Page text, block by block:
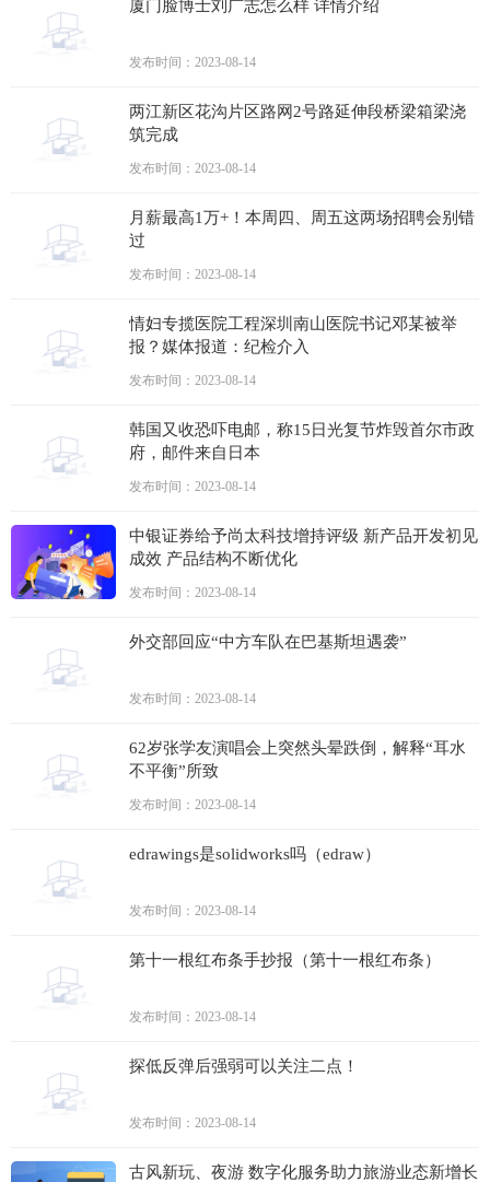
厦门脸博士刘广志怎么样 详情介绍
发布时间：2023-08-14
两江新区花沟片区路网2号路延伸段桥梁箱梁浇
筑完成
发布时间：2023-08-14
月薪最高1万+！本周四、周五这两场招聘会别错
过
发布时间：2023-08-14
情妇专揽医院工程深圳南山医院书记邓某被举
报？媒体报道：纪检介入
发布时间：2023-08-14
韩国又收恐吓电邮，称15日光复节炸毁首尔市政
府，邮件来自日本
发布时间：2023-08-14
中银证券给予尚太科技增持评级 新产品开发初见
成效 产品结构不断优化
发布时间：2023-08-14
外交部回应“中方车队在巴基斯坦遇袭”
发布时间：2023-08-14
62岁张学友演唱会上突然头晕跌倒，解释“耳水
不平衡”所致
发布时间：2023-08-14
edrawings是solidworks吗（edraw）
发布时间：2023-08-14
第十一根红布条手抄报（第十一根红布条）
发布时间：2023-08-14
探低反弹后强弱可以关注二点！
发布时间：2023-08-14
古风新玩、夜游 数字化服务助力旅游业态新增长